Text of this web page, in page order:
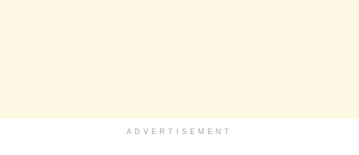
ADVERTISEMENT